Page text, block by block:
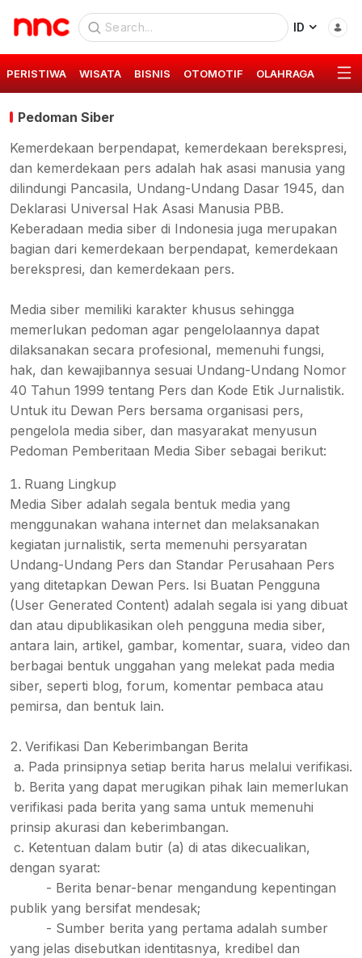
ID
PERISTIWA WISATA BISNIS OTOMOTIF OLAHRAGA GAYA
Pedoman Siber
Kemerdekaan berpendapat, kemerdekaan berekspresi,
dan kemerdekaan pers adalah hak asasi manusia yang
dilindungi Pancasila, Undang-Undang Dasar 1945, dan
Deklarasi Universal Hak Asasi Manusia PBB.
Keberadaan media siber di Indonesia juga merupakan
bagian dari kemerdekaan berpendapat, kemerdekaan
berekspresi, dan kemerdekaan pers.
Media siber memiliki karakter khusus sehingga
memerlukan pedoman agar pengelolaannya dapat
dilaksanakan secara profesional, memenuhi fungsi,
hak, dan kewajibannya sesuai Undang-Undang Nomor
40 Tahun 1999 tentang Pers dan Kode Etik Jurnalistik.
Untuk itu Dewan Pers bersama organisasi pers,
pengelola media siber, dan masyarakat menyusun
Pedoman Pemberitaan Media Siber sebagai berikut:
Ruang Lingkup
Media Siber adalah segala bentuk media yang
menggunakan wahana internet dan melaksanakan
kegiatan jurnalistik, serta memenuhi persyaratan
Undang-Undang Pers dan Standar Perusahaan Pers
yang ditetapkan Dewan Pers. Isi Buatan Pengguna
(User Generated Content) adalah segala isi yang dibuat
dan atau dipublikasikan oleh pengguna media siber,
antara lain, artikel, gambar, komentar, suara, video dan
berbagai bentuk unggahan yang melekat pada media
siber, seperti blog, forum, komentar pembaca atau
pemirsa, dan bentuk lain.
Verifikasi Dan Keberimbangan Berita
a. Pada prinsipnya setiap berita harus melalui verifikasi.
b. Berita yang dapat merugikan pihak lain memerlukan
verifikasi pada berita yang sama untuk memenuhi
prinsip akurasi dan keberimbangan.
c. Ketentuan dalam butir (a) di atas dikecualikan,
dengan syarat:
- Berita benar-benar mengandung kepentingan
publik yang bersifat mendesak;
- Sumber berita yang pertama adalah sumber
yang jelas disebutkan identitasnya, kredibel dan